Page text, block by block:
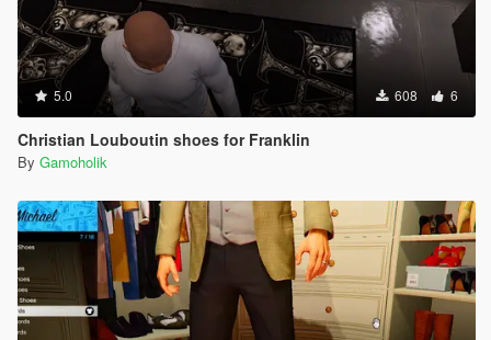
5.0 608 6
Christian Louboutin shoes for Franklin
By Gamoholik